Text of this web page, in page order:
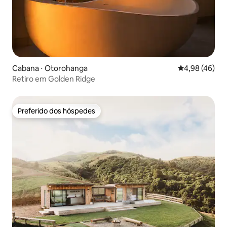
Cabana ⋅ Otorohanga 4,98 de uma
4,98 (46)
Retiro em Golden Ridge
Preferido dos hóspedes
Preferido dos hóspedes